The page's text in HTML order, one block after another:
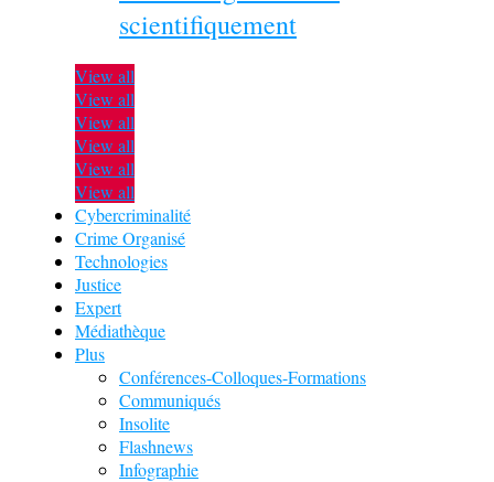
scientifiquement
View all
View all
View all
View all
View all
View all
Cybercriminalité
Crime Organisé
Technologies
Justice
Expert
Médiathèque
Plus
Conférences-Colloques-Formations
Communiqués
Insolite
Flashnews
Infographie